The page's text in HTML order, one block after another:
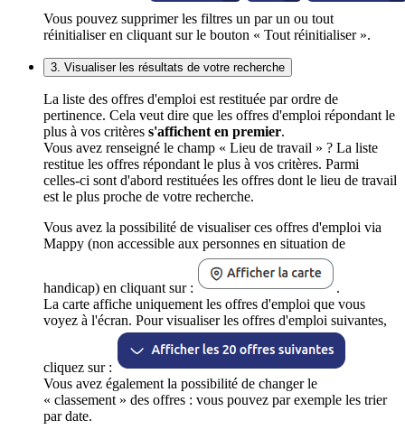
Vous pouvez supprimer les filtres un par un ou tout
réinitialiser en cliquant sur le bouton « Tout réinitialiser ».
3. Visualiser les résultats de votre recherche
La liste des offres d'emploi est restituée par ordre de
pertinence. Cela veut dire que les offres d'emploi répondant le
plus à vos critères s'affichent en premier.
Vous avez renseigné le champ « Lieu de travail » ? La liste
restitue les offres répondant le plus à vos critères. Parmi
celles-ci sont d'abord restituées les offres dont le lieu de travail
est le plus proche de votre recherche.
Vous avez la possibilité de visualiser ces offres d'emploi via
Mappy (non accessible aux personnes en situation de
handicap) en cliquant sur :
.
La carte affiche uniquement les offres d'emploi que vous
voyez à l'écran. Pour visualiser les offres d'emploi suivantes,
cliquez sur :
Vous avez également la possibilité de changer le
« classement » des offres : vous pouvez par exemple les trier
par date.